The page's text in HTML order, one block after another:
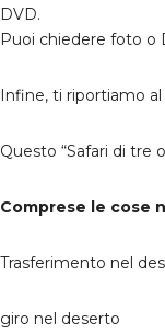
DVD.
Puoi chiedere foto o
Infine, ti riportiamo
Questo “Safari di tre
Comprese le cose
Trasferimento nel
giro nel deserto